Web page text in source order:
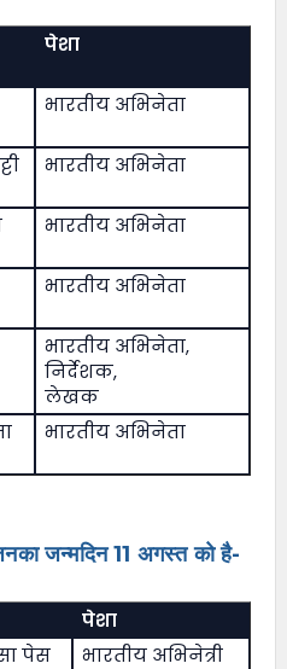
पेशा
भारतीय अभिनेता
भारतीय अभिनेता
भारतीय अभिनेता
भारतीय अभिनेता
भारतीय अभिनेता,
निर्देशक,
लेखक
भारतीय अभिनेता
जन्मदिन 11 अगस्त को है-
पेशा
पेस भारतीय अभिनेत्री